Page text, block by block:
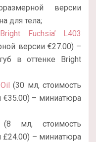
версии
для тела;
Fuchsia’ L403
версии €27.00) –
в оттенке Bright
(30 мл, стоимость
€35.00) – миниатюра
мл, стоимость
£24.00) – миниатюра